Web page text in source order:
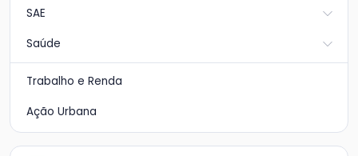
SAE
Saúde
Trabalho e Renda
Ação Urbana